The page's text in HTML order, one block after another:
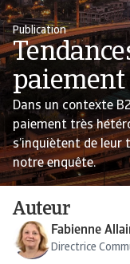
Publication
paiement
Dans un contexte
paiement très
s’inquiètent de leur
notre enquête.
Auteur
Fabienne
Directrice